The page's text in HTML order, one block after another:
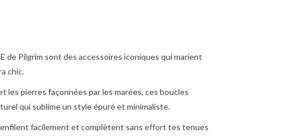
de Pilgrim sont des accessoires iconiques qui marient
chic.
les pierres façonnées par les marées, ces boucles
qui sublime un style épuré et minimaliste.
facilement et complètent sans effort tes tenues